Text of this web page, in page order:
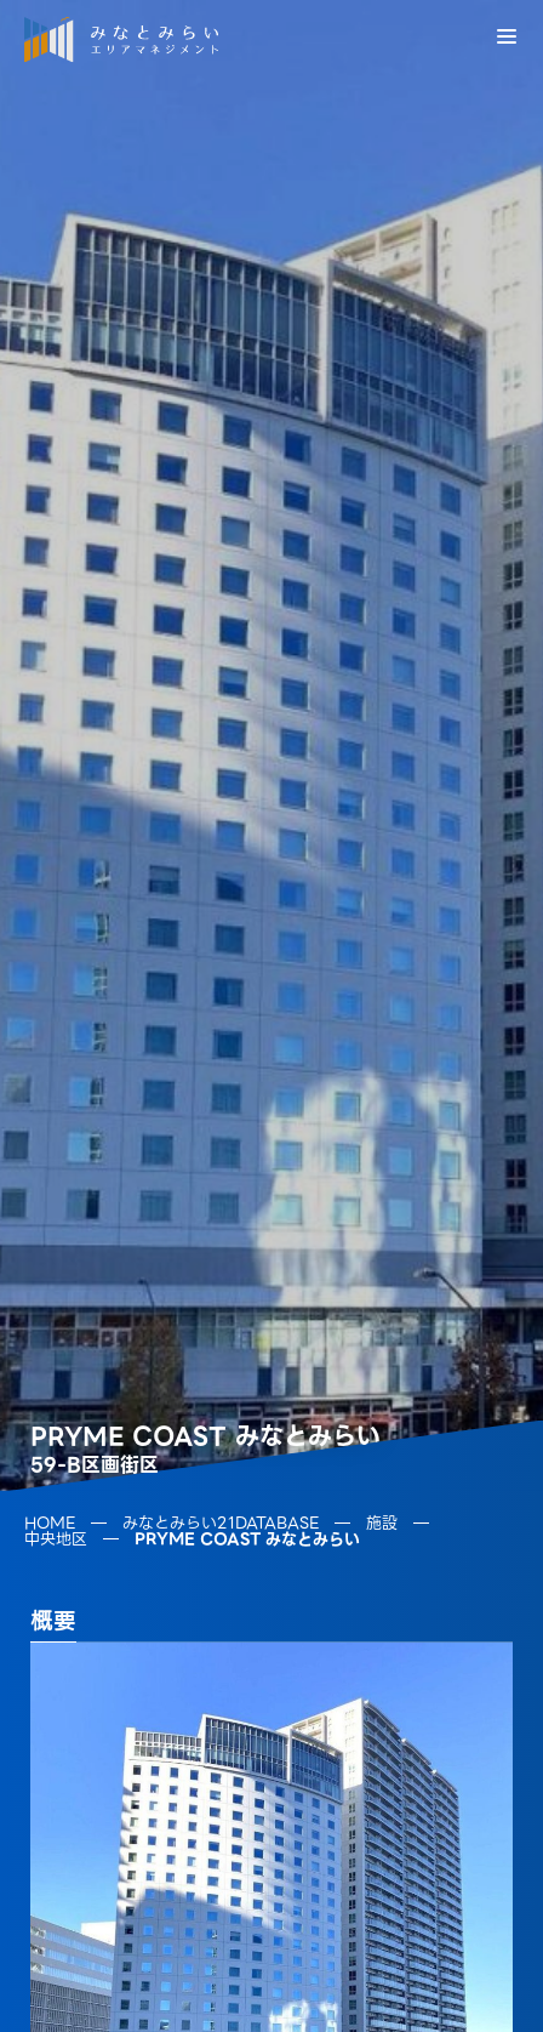
お知らせ
プレスリリース
MM TOWN NEWS
みなとみらい21再発見
横浜みなとみらい21の取組
社団概要
概要
定款
役員名簿
会員名簿
事業計画・収支予算
事業報告・計算書式
エリアマネジメントの推進
街づくり調整
防災対策
環境対策
文化・プロモーション
地域活性化の推進
これまでの事業
みなとみらい21の街づくり
みなとみらい21の立地・アクセス
みなとみらい21インフォメーション（PDF、動画）
みなとみらい21データベース
施設
中央地区
新港地区
横浜駅東口地区
主要用途・設備から検索
公園・プロムナード
パブリックアート
モビリティ
その他
建設中・計画中
メニューを閉じる
PRYME COAST みなとみらい
59-B区画街区
HOME みなとみらい21DATABASE 施設
中央地区 PRYME COAST みなとみらい
概要